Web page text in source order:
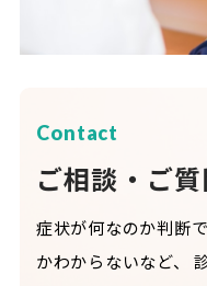
Contact
ご相談・ご
症状が何なのか判断
かわからないなど、